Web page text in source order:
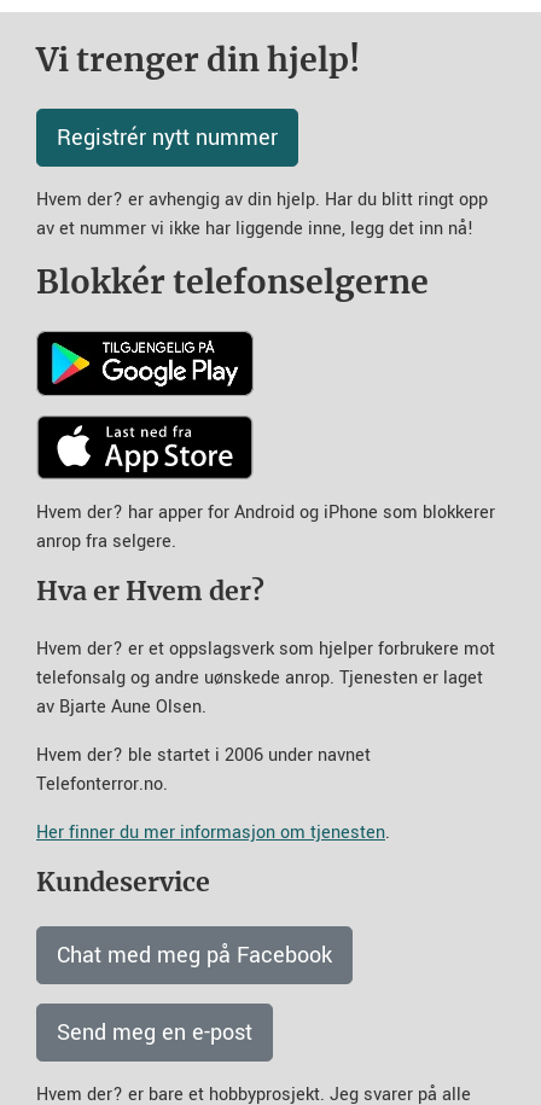
Vi trenger din hjelp!
Registrér nytt nummer
Hvem der? er avhengig av din hjelp. Har du blitt ringt opp
av et nummer vi ikke har liggende inne, legg det inn nå!
Blokkér telefonselgerne
Hvem der? har apper for Android og iPhone som blokkerer
anrop fra selgere.
Hva er Hvem der?
Hvem der? er et oppslagsverk som hjelper forbrukere mot
telefonsalg og andre uønskede anrop. Tjenesten er laget
av Bjarte Aune Olsen.
Hvem der? ble startet i 2006 under navnet
Telefonterror.no.
Her finner du mer informasjon om tjenesten.
Kundeservice
Chat med meg på Facebook
Send meg en e-post
Hvem der? er bare et hobbyprosjekt. Jeg svarer på alle